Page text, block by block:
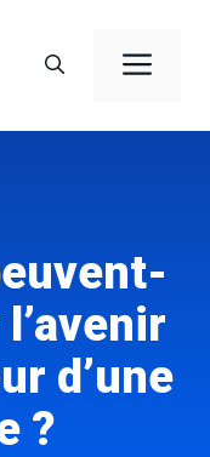
d’une
?